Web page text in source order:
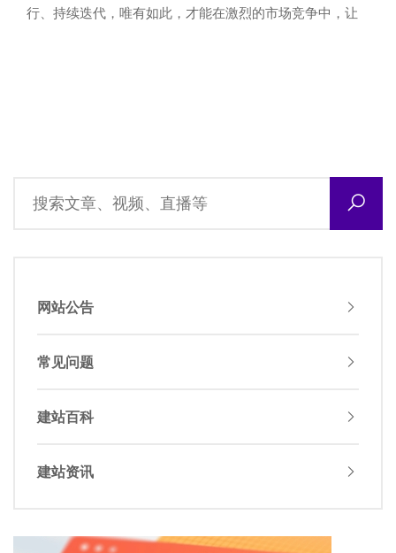
行、持续迭代，唯有如此，才能在激烈的市场竞争中，让
网站公告
常见问题
建站百科
建站资讯